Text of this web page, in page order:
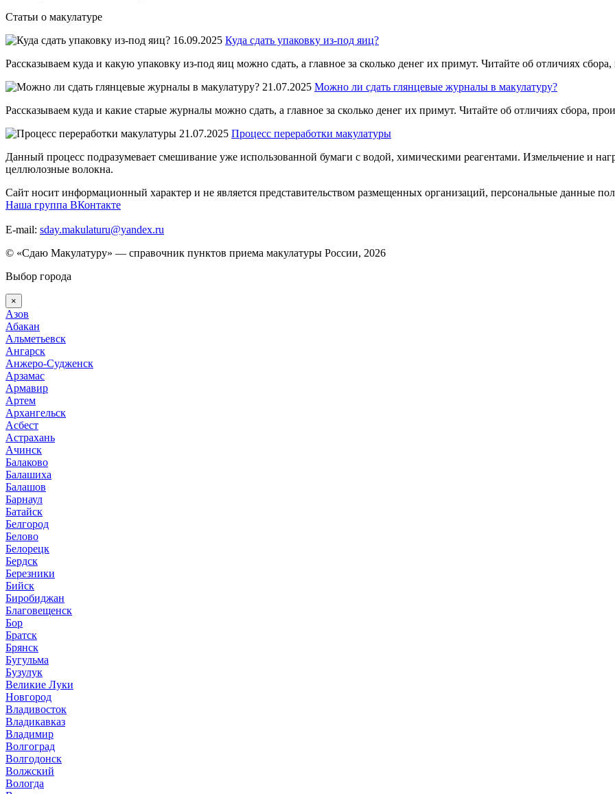
Статьи о макулатуре
16.09.2025 Куда сдать упаковку из-под яиц?
Рассказываем куда и какую упаковку из-под яиц можно сдать, а главное за сколько денег их примут. Читайте об отличиях
21.07.2025 Можно ли сдать глянцевые журналы в макулатуру?
Рассказываем куда и какие старые журналы можно сдать, а главное за сколько денег их примут. Читайте об отличиях сбора,
21.07.2025 Процесс переработки макулатуры
Данный процесс подразумевает смешивание уже использованной бумаги с водой, химическими реагентами. Измельчение и
целлюлозные волокна.
Сайт носит информационный характер и не является представительством размещенных организаций, персональные данные
Наша группа ВКонтакте
E-mail: sday.makulaturu@yandex.ru
© «Сдаю Макулатуру» — справочник пунктов приема макулатуры России, 2026
Выбор города
×
Азов
Абакан
Альметьевск
Ангарск
Анжеро-Судженск
Арзамас
Армавир
Артем
Архангельск
Асбест
Астрахань
Ачинск
Балаково
Балашиха
Балашов
Барнаул
Батайск
Белгород
Белово
Белорецк
Бердск
Березники
Бийск
Биробиджан
Благовещенск
Бор
Братск
Брянск
Бугульма
Бузулук
Великие Луки
Новгород
Владивосток
Владикавказ
Владимир
Волгоград
Волгодонск
Волжский
Вологда